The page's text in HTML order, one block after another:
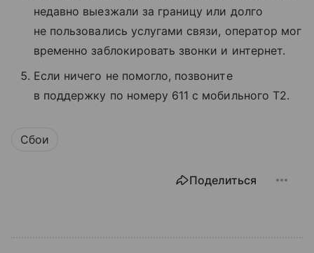
недавно выезжали за границу или долго
не пользовались услугами связи, оператор мог
временно заблокировать звонки и интернет.
Если ничего не помогло, позвоните
в поддержку по номеру 611 с мобильного T2.
Сбои
Поделиться